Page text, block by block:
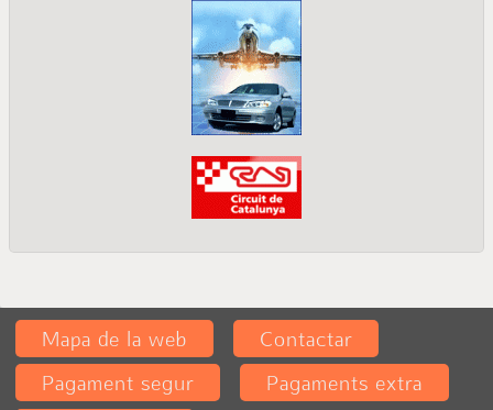
Mapa de la web
Contactar
Pagament segur
Pagaments extra